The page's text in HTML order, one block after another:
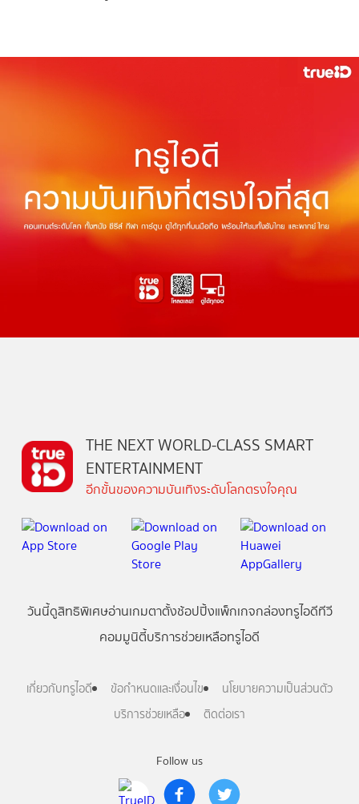
Follow us
THE NEXT WORLD-CLASS SMART
ENTERTAINMENT
อีกขั้นของความบันเทิงระดับโลกตรงใจคุณ
วันนี้ดูสิทธิพิเศษอ่านเกมตาตั้งช้อปปิ้งแพ็กเกจกล่องทรูไอดีทีวี
คอมมูนิตี้บริการช่วยเหลือทรูไอดี
เกี่ยวกับทรูไอดี ข้อกำหนดและเงื่อนไข
นโยบายความเป็นส่วนตัว
บริการช่วยเหลือ
ติดต่อเรา